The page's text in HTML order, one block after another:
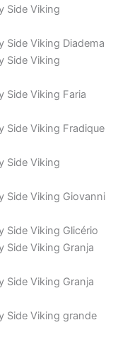
Side Viking
Side Viking Diadema
Side Viking
Side Viking Faria
Side Viking Fradique
Side Viking
Side Viking Giovanni
Side Viking Glicério
Side Viking Granja
Side Viking Granja
Side Viking grande